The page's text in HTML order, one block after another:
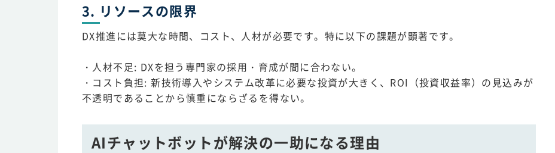
3. リソースの限界
DX推進には莫大な時間、コスト、人材が必要です。特に以下の課題が顕著です。
・人材不足: DXを担う専門家の採用・育成が間に合わない。
・コスト負担: 新技術導入やシステム改革に必要な投資が大きく、ROI（投資収益率）の見込みが
不透明であることから慎重にならざるを得ない。
AIチャットボットが解決の一助になる理由